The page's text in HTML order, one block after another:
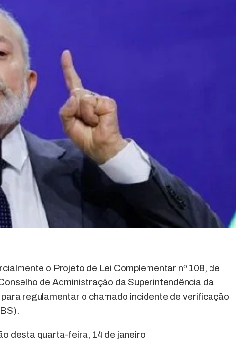
o Projeto de Lei Complementar nº 108, de
de Administração da Superintendência da
regulamentar o chamado incidente de verificação
desta quarta-feira, 14 de janeiro.